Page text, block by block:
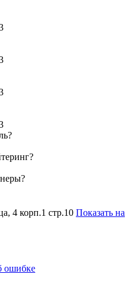
4 корп.1 стр.10 Показать на
ошибке